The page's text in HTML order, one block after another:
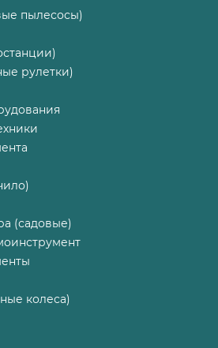
пылесосы)
рулетки)
(садовые)
колеса)